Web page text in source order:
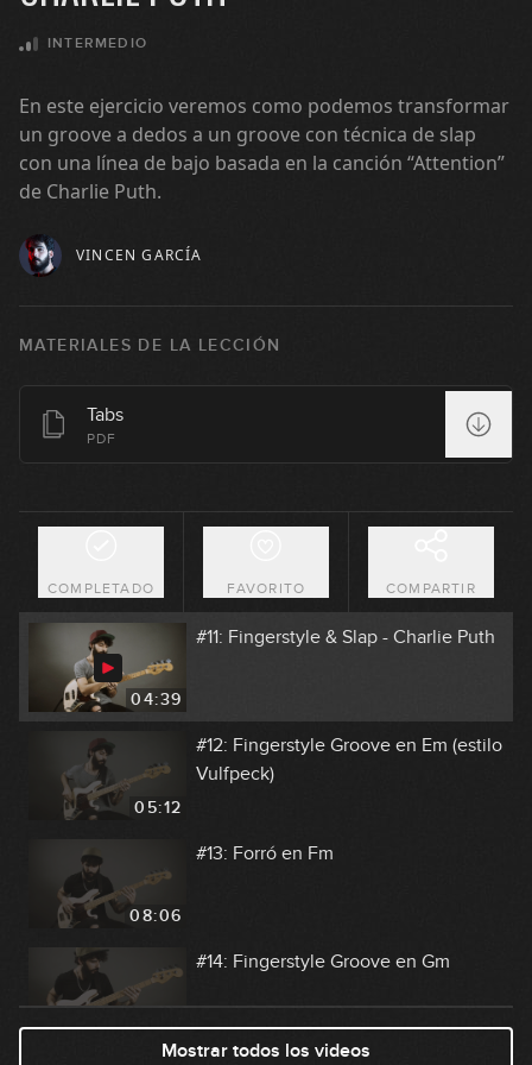
INTERMEDIO
En este ejercicio veremos como podemos transformar
un groove a dedos a un groove con técnica de slap
con una línea de bajo basada en la canción “Attention”
de Charlie Puth.
VINCEN GARCÍA
MATERIALES DE LA LECCIÓN
Tabs
PDF
COMPLETADO FAVORITO COMPARTIR
05:28
05:51
#6: Fingerstyle Groove en Em
05:03
#8: Slap Groove en Dm
07:02
#10: Fingerstyle Groove en F#m
04:39
#11: Fingerstyle & Slap - Charlie Puth
05:12
#12: Fingerstyle Groove en Em (estilo
Vulfpeck)
08:06
#13: Forró en Fm
06:11
#14: Fingerstyle Groove en Gm
Mostrar todos los videos